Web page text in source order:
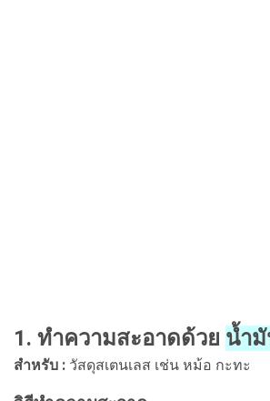
1. ทำความสะอาดด้วย น้ำ
สำหรับ : วัสดุสเตนเลส เช่น หม้อ กะทะ